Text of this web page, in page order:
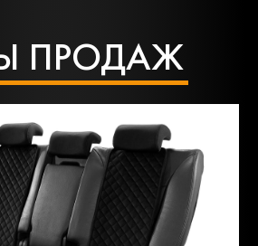
ПРОДАЖ